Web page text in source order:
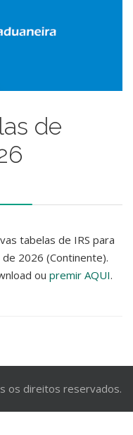
de
tabelas de IRS para
2026 (Continente).
ou premir AQUI.
os direitos reservados.